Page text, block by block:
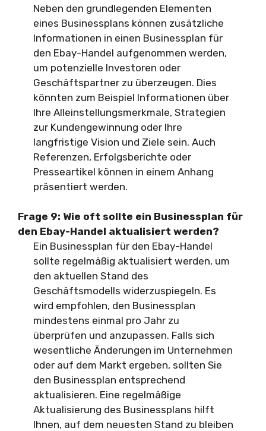
Neben den grundlegenden Elementen
eines Businessplans können zusätzliche
Informationen in einen Businessplan für
den Ebay-Handel aufgenommen werden,
um potenzielle Investoren oder
Geschäftspartner zu überzeugen. Dies
könnten zum Beispiel Informationen über
Ihre Alleinstellungsmerkmale, Strategien
zur Kundengewinnung oder Ihre
langfristige Vision und Ziele sein. Auch
Referenzen, Erfolgsberichte oder
Presseartikel können in einem Anhang
präsentiert werden.
Frage 9: Wie oft sollte ein Businessplan für
den Ebay-Handel aktualisiert werden?
Ein Businessplan für den Ebay-Handel
sollte regelmäßig aktualisiert werden, um
den aktuellen Stand des
Geschäftsmodells widerzuspiegeln. Es
wird empfohlen, den Businessplan
mindestens einmal pro Jahr zu
überprüfen und anzupassen. Falls sich
wesentliche Änderungen im Unternehmen
oder auf dem Markt ergeben, sollten Sie
den Businessplan entsprechend
aktualisieren. Eine regelmäßige
Aktualisierung des Businessplans hilft
Ihnen, auf dem neuesten Stand zu bleiben